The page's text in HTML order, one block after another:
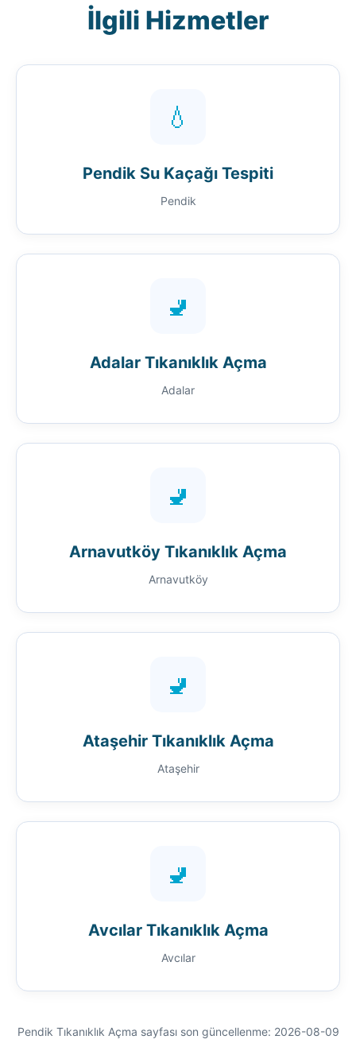
İlgili Hizmetler
💧
Pendik Su Kaçağı Tespiti
Pendik
🚽
Adalar Tıkanıklık Açma
Adalar
🚽
Arnavutköy Tıkanıklık Açma
Arnavutköy
🚽
Ataşehir Tıkanıklık Açma
Ataşehir
🚽
Avcılar Tıkanıklık Açma
Avcılar
Pendik Tıkanıklık Açma sayfası son güncellenme: 2026-08-09